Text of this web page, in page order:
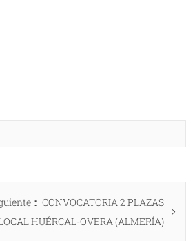
Entrada
siguiente:
CONVOCATORIA 2 PLAZAS
HUÉRCAL-OVERA (ALMERÍA)